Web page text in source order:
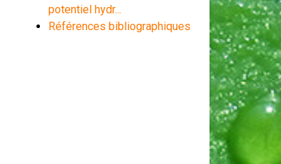
potentiel hydr...
Références bibliographiques